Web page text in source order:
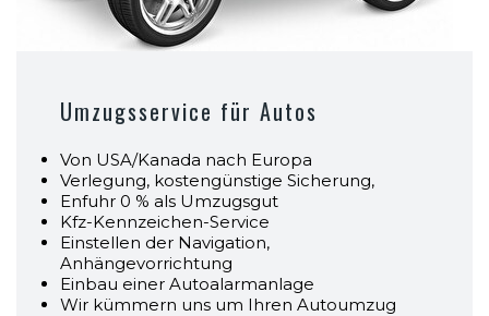
Umzugsservice für Autos
Von USA/Kanada nach Europa
Verlegung, kostengünstige Sicherung,
Enfuhr 0 % als Umzugsgut
Kfz-Kennzeichen-Service
Einstellen der Navigation,
Anhängevorrichtung
Einbau einer Autoalarmanlage
Wir kümmern uns um Ihren Autoumzug